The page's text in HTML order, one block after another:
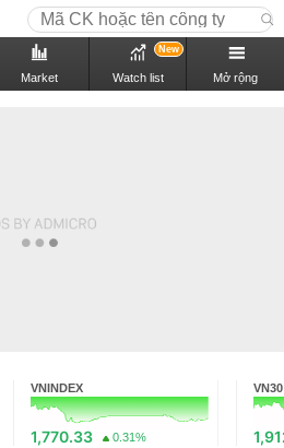
Market Watch list
New
Mở rộng
VNINDEX
1,770.33 0.31%
VN30